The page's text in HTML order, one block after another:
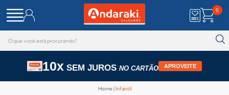
0
10x SEM JUROS NO CARTÃO APROVEITE
Home Infantil